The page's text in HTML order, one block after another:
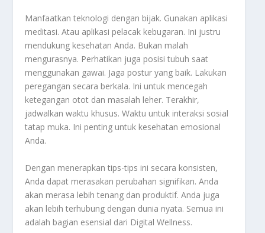
Manfaatkan teknologi dengan bijak. Gunakan aplikasi
meditasi. Atau aplikasi pelacak kebugaran. Ini justru
mendukung kesehatan Anda. Bukan malah
mengurasnya. Perhatikan juga posisi tubuh saat
menggunakan gawai. Jaga postur yang baik. Lakukan
peregangan secara berkala. Ini untuk mencegah
ketegangan otot dan masalah leher. Terakhir,
jadwalkan waktu khusus. Waktu untuk interaksi sosial
tatap muka. Ini penting untuk kesehatan emosional
Anda.
Dengan menerapkan tips-tips ini secara konsisten,
Anda dapat merasakan perubahan signifikan. Anda
akan merasa lebih tenang dan produktif. Anda juga
akan lebih terhubung dengan dunia nyata. Semua ini
adalah bagian esensial dari Digital Wellness.